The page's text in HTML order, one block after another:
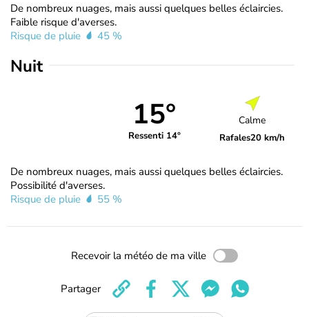
De nombreux nuages, mais aussi quelques belles éclaircies.
Faible risque d'averses.
Risque de pluie
45 %
Nuit
15°
Ressenti 14°
Calme
Rafales20 km/h
De nombreux nuages, mais aussi quelques belles éclaircies.
Possibilité d'averses.
Risque de pluie
55 %
Recevoir la météo de ma ville
Partager